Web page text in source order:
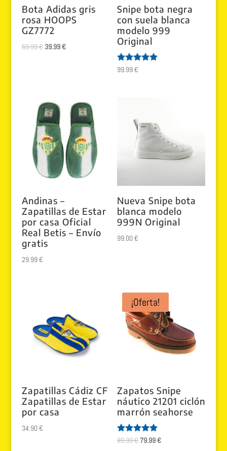
Bota Adidas gris
rosa HOOPS
GZ7772
69.99€ El
39.99€El
Snipe bota negra
con suela blanca
modelo 999
Original
Valorado
99.99€
Andinas –
Zapatillas de Estar
por casa Oficial
Real Betis – Envío
gratis
29.99€
Nueva Snipe bota
blanca modelo
999N Original
99.00€
Zapatillas Cádiz CF
Zapatillas de Estar
por casa
34.90€
¡Oferta!
Zapatos Snipe
náutico 21201 ciclón
marrón seahorse
Valorado
89.99€ El
79.99€El